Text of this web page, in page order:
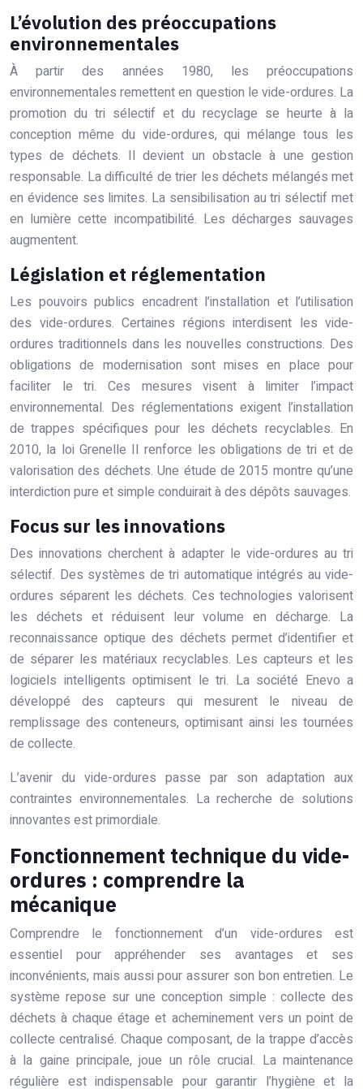
L’évolution des préoccupations
environnementales
À partir des années 1980, les préoccupations
environnementales remettent en question le vide-ordures. La
promotion du tri sélectif et du recyclage se heurte à la
conception même du vide-ordures, qui mélange tous les
types de déchets. Il devient un obstacle à une gestion
responsable. La difficulté de trier les déchets mélangés met
en évidence ses limites. La sensibilisation au tri sélectif met
en lumière cette incompatibilité. Les décharges sauvages
augmentent.
Législation et réglementation
Les pouvoirs publics encadrent l’installation et l’utilisation
des vide-ordures. Certaines régions interdisent les vide-
ordures traditionnels dans les nouvelles constructions. Des
obligations de modernisation sont mises en place pour
faciliter le tri. Ces mesures visent à limiter l’impact
environnemental. Des réglementations exigent l’installation
de trappes spécifiques pour les déchets recyclables. En
2010, la loi Grenelle II renforce les obligations de tri et de
valorisation des déchets. Une étude de 2015 montre qu’une
interdiction pure et simple conduirait à des dépôts sauvages.
Focus sur les innovations
Des innovations cherchent à adapter le vide-ordures au tri
sélectif. Des systèmes de tri automatique intégrés au vide-
ordures séparent les déchets. Ces technologies valorisent
les déchets et réduisent leur volume en décharge. La
reconnaissance optique des déchets permet d’identifier et
de séparer les matériaux recyclables. Les capteurs et les
logiciels intelligents optimisent le tri. La société Enevo a
développé des capteurs qui mesurent le niveau de
remplissage des conteneurs, optimisant ainsi les tournées
de collecte.
L’avenir du vide-ordures passe par son adaptation aux
contraintes environnementales. La recherche de solutions
innovantes est primordiale.
Fonctionnement technique du vide-
ordures : comprendre la
mécanique
Comprendre le fonctionnement d’un vide-ordures est
essentiel pour appréhender ses avantages et ses
inconvénients, mais aussi pour assurer son bon entretien. Le
système repose sur une conception simple : collecte des
déchets à chaque étage et acheminement vers un point de
collecte centralisé. Chaque composant, de la trappe d’accès
à la gaine principale, joue un rôle crucial. La maintenance
régulière est indispensable pour garantir l’hygiène et la